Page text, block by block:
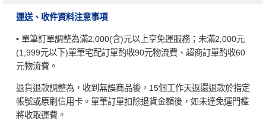
運送、收件資料注意事項
• 單筆訂單調整為滿2,000(含)元以上享免運服務；未滿2,000元
(1,999元以下)單筆宅配訂單酌收90元物流費、超商訂單酌收60
元物流費。
退貨退款調整為，收到無誤商品後，15個工作天返還退款於指定
帳號或原刷信用卡。單筆訂單扣除退貨金額後，如未達免運門檻
將收取運費。